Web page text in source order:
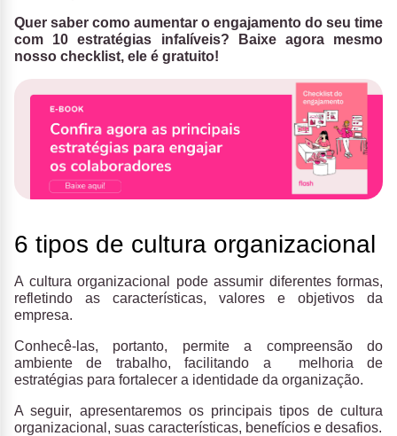
Quer saber como aumentar o engajamento do seu time
com 10 estratégias infalíveis? Baixe agora mesmo
nosso checklist, ele é gratuito!
6 tipos de cultura organizacional
A cultura organizacional pode assumir diferentes formas,
refletindo as características, valores e objetivos da
empresa.
Conhecê-las, portanto, permite a compreensão do
ambiente de trabalho, facilitando a melhoria de
estratégias para fortalecer a identidade da organização.
A seguir, apresentaremos os principais tipos de cultura
organizacional, suas características, benefícios e desafios.